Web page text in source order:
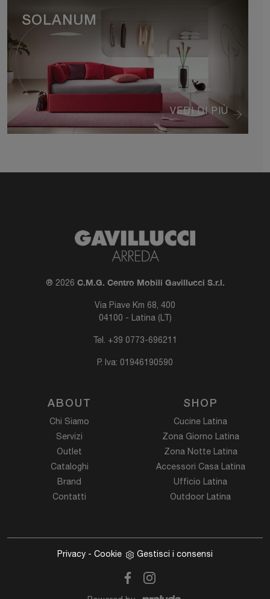
VEDI DI PIÙ
SOLANUM
® 2026 C.M.G. Centro Mobili Gavillucci S.r.l.
Via Piave Km 68, 400
04100 - Latina (LT)
Tel. +39 0773-696211
P. Iva: 01946190590
ABOUT
Chi Siamo
Servizi
Outlet
Cataloghi
Brand
Contatti
SHOP
Cucine Latina
Zona Giorno Latina
Zona Notte Latina
Accessori Casa Latina
Ufficio Latina
Outdoor Latina
Privacy - Cookie Gestisci i consensi